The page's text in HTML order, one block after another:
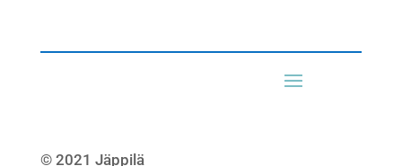
© 2021 Jäppilä